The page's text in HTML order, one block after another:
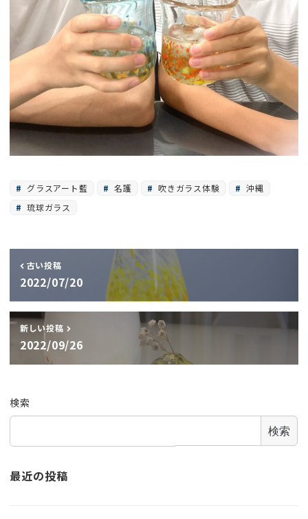
グラスアート藍 名護 吹きガラス体験
沖縄
琉球ガラス
古い投稿
2022/07/20
新しい投稿
2022/09/26
検索
検索
最近の投稿